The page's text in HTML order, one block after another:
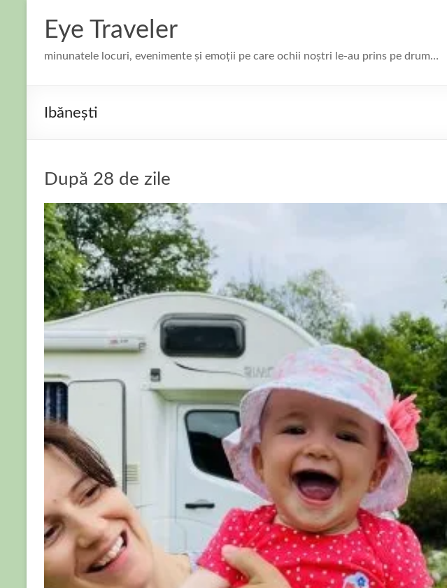
contentEye Traveler
minunatele locuri, evenimente și emoții pe care ochii noștri le-au prins pe drum…
Ibănești
După 28 de zile